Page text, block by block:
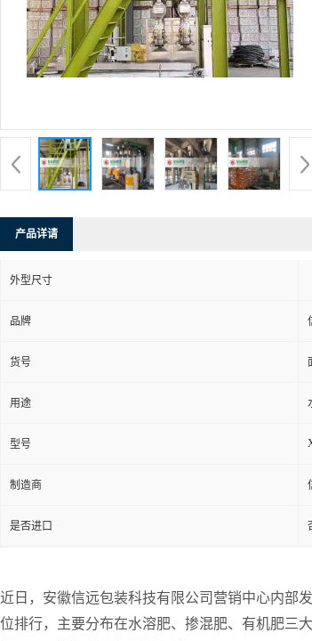
产品详请
外型尺寸
品牌
货号
用途
型号
制造商
是否进口
近日，安徽信远包装科技有限公司营销中心内部
位排行，主要分布在水溶肥、掺混肥、有机肥三